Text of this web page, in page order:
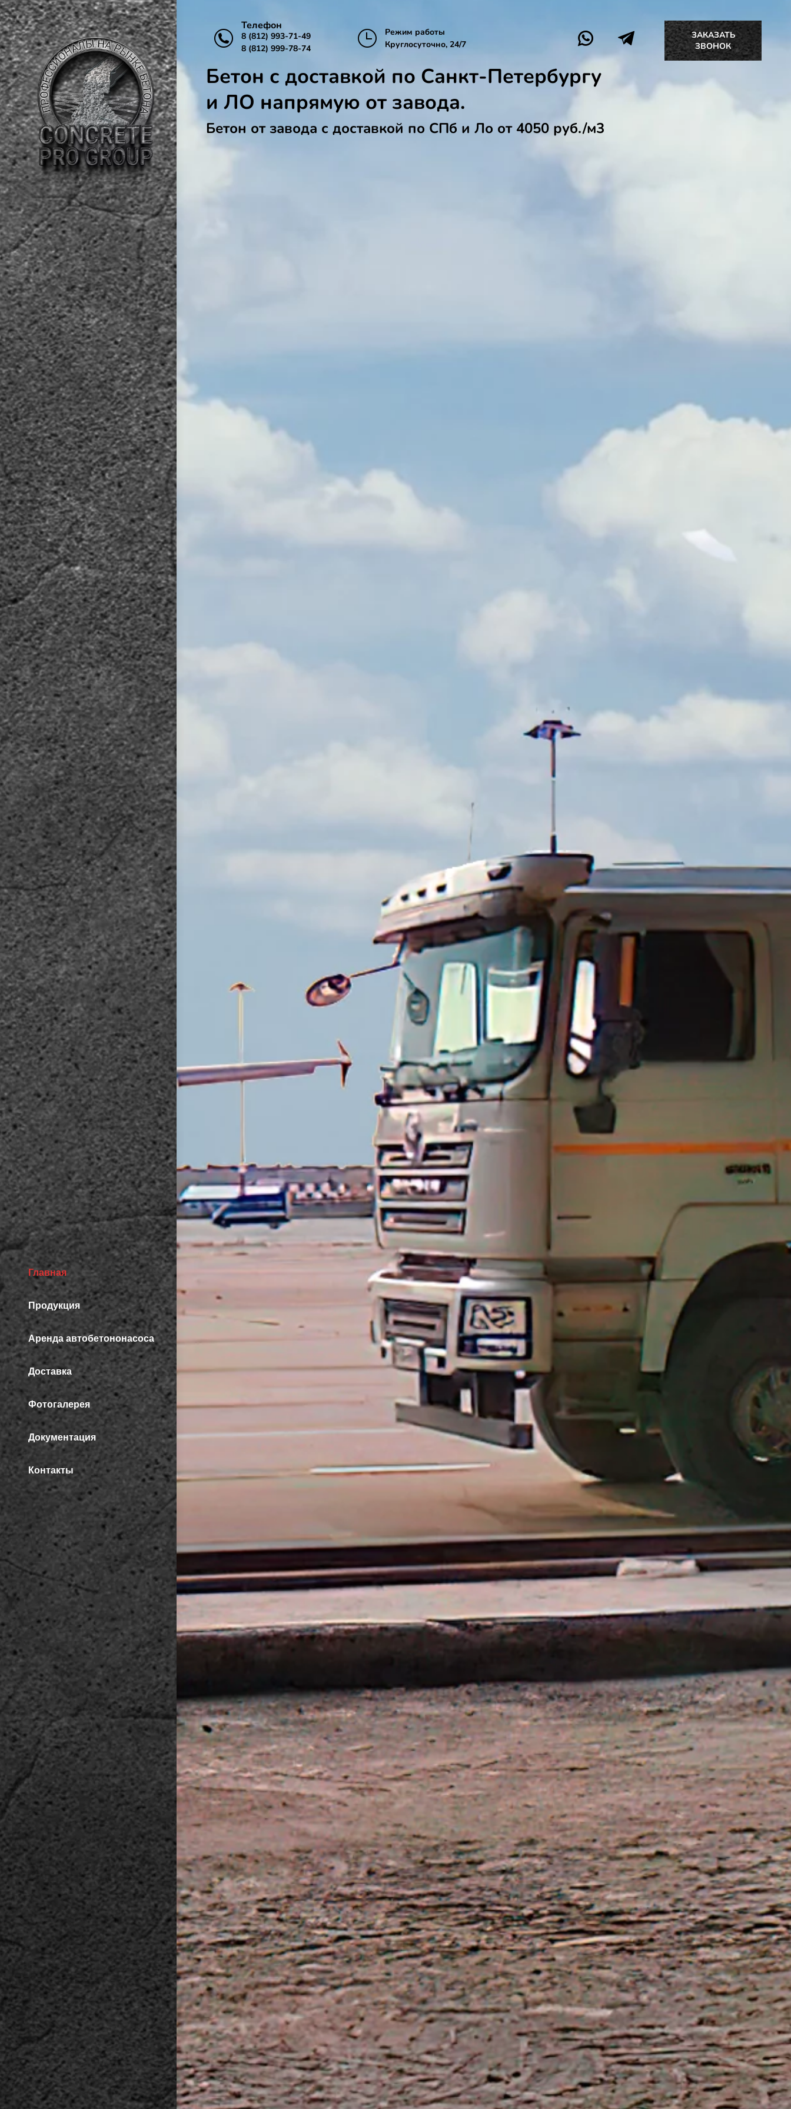
Главная
Продукция
Аренда автобетононасоса
Доставка
Фотогалерея
Документация
Контакты
Телефон
8 (812) 993-71-49
8 (812) 999-78-74
Режим работы
Круглосуточно, 24/7
ЗАКАЗАТЬ
ЗВОНОК
Бетон с доставкой по Санкт-Петербургу
и ЛО напрямую от завода.
Бетон от завода с доставкой по СПб и Ло от 4050 руб./м3